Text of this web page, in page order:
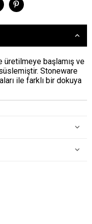
üretilmeye başlamış ve
Stoneware
ile farklı bir dokuya